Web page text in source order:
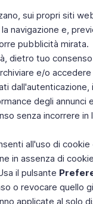
sui propri siti
navigazione e,
pubblicità mirata.
dietro tuo
e/o
degli
senza incorrere
all'uso di
in assenza di
il pulsante
o revocare quello
applicate al solo